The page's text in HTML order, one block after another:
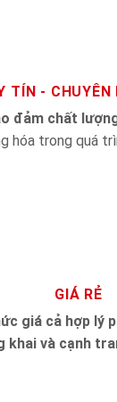
TÍN - CHUYÊN
đảm chất
hóa trong quá
GIÁ RẺ
giá cả hợp lý
khai và cạnh